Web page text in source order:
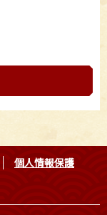
個人情報保護